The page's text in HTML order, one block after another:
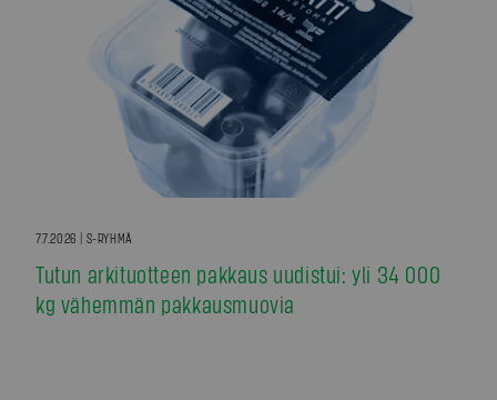
7.7.2026 | S-RYHMÄ
Tutun arkituotteen pakkaus uudistui: yli 34 000
kg vähemmän pakkausmuovia